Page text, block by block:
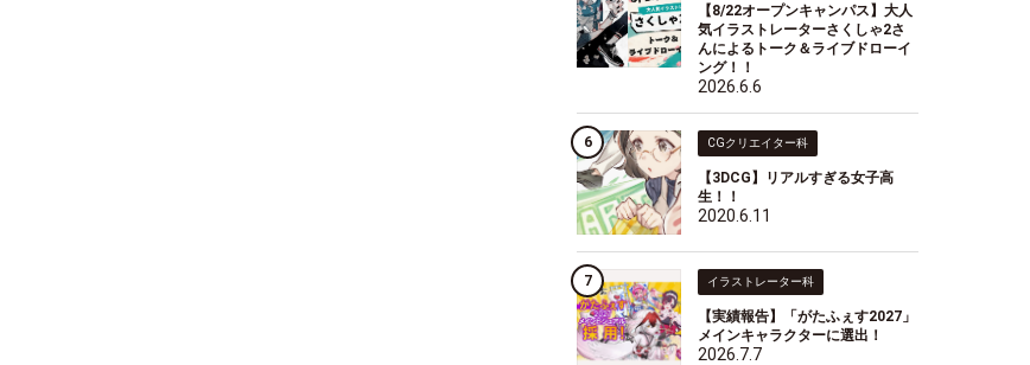
【8/22オープンキャンパス】大人
気イラストレーターさくしゃ2さ
んによるトーク＆ライブドローイ
ング！！
2026.6.6
CGクリエイター科
【3DCG】リアルすぎる女子高
生！！
2020.6.11
イラストレーター科
【実績報告】「がたふぇす2027」
メインキャラクターに選出！
2026.7.7